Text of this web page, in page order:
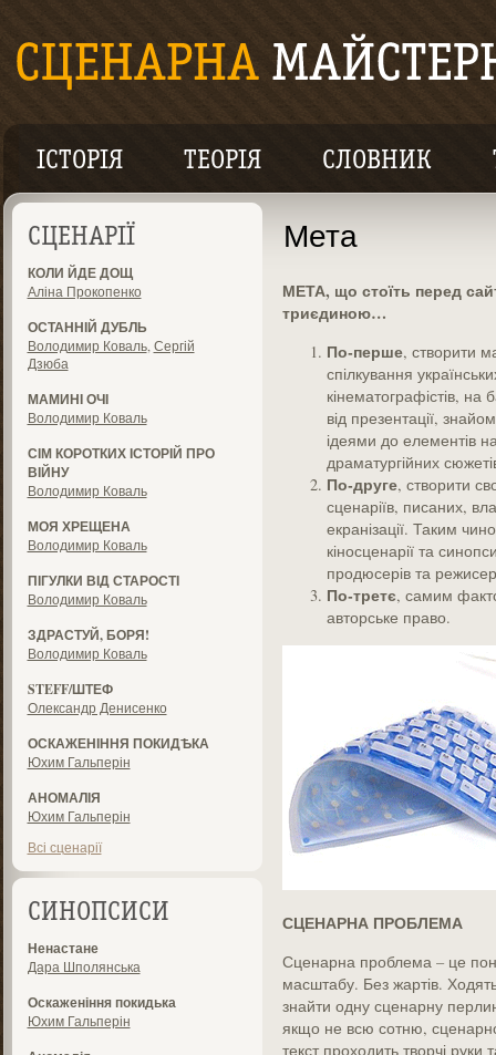
ІСТОРІЯ ТЕОРІЯ СЛОВНИК
СЦЕНАРІЇ
КОЛИ ЙДЕ ДОЩ
Аліна Прокопенко
ОСТАННІЙ ДУБЛЬ
Володимир Коваль, Сергій
Дзюба
МАМИНІ ОЧІ
Володимир Коваль
СІМ КОРОТКИХ ІСТОРІЙ ПРО
ВІЙНУ
Володимир Коваль
МОЯ ХРЕЩЕНА
Володимир Коваль
ПІГУЛКИ ВІД СТАРОСТІ
Володимир Коваль
ЗДРАСТУЙ, БОРЯ!
Володимир Коваль
STEFF/ШТЕФ
Олександр Денисенко
ОСКАЖЕНІННЯ ПОКИДѢКА
Юхим Гальперін
АНОМАЛІЯ
Юхим Гальперін
Всі сценарії
СИНОПСИСИ
Ненастане
Дара Шполянська
Оскаженіння покидька
Юхим Гальперін
Мета
МЕТА, що стоїть перед
триєдиною…
По-перше, створити
спілкування
кінематографістів, на
від презентації,
ідеями до елементів
драматургійних
По-друге, створити
сценаріїв, писаних,
екранізації. Таким
кіносценарії та
продюсерів та
По-третє, самим
авторське право.
СЦЕНАРНА ПРОБЛЕМА
Сценарна проблема – це
масштабу. Без жартів.
знайти одну сценарну
якщо не всю сотню,
текст проходить творчі руки